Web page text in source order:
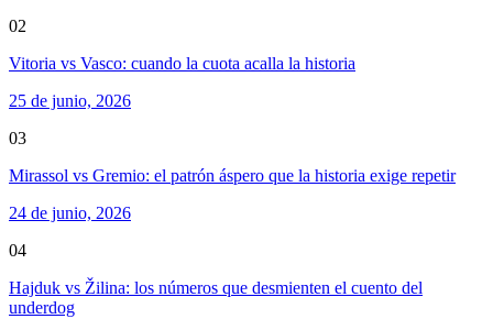
02
Vitoria vs Vasco: cuando la cuota acalla la historia
25 de junio, 2026
03
Mirassol vs Gremio: el patrón áspero que la historia exige repetir
24 de junio, 2026
04
Hajduk vs Žilina: los números que desmienten el cuento del
underdog